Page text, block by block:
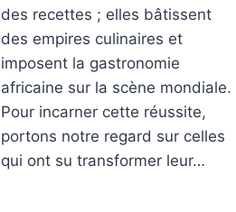
des recettes ; elles bâtissent
des empires culinaires et
imposent la gastronomie
africaine sur la scène mondiale.
Pour incarner cette réussite,
portons notre regard sur celles
qui ont su transformer leur…